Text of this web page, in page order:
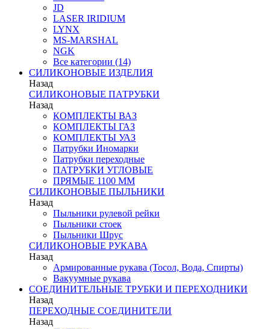
JD
LASER IRIDIUM
LYNX
MS-MARSHAL
NGK
Все категории (14)
СИЛИКОНОВЫЕ ИЗДЕЛИЯ
Назад
СИЛИКОНОВЫЕ ПАТРУБКИ
Назад
КОМПЛЕКТЫ ВАЗ
КОМПЛЕКТЫ ГАЗ
КОМПЛЕКТЫ УАЗ
Патрубки Иномарки
Патрубки переходные
ПАТРУБКИ УГЛОВЫЕ
ПРЯМЫЕ 1100 ММ
СИЛИКОНОВЫЕ ПЫЛЬНИКИ
Назад
Пыльники рулевой рейки
Пыльники стоек
Пыльники Шрус
СИЛИКОНОВЫЕ РУКАВА
Назад
Армированные рукава (Тосол, Вода, Спирты)
Вакуумные рукава
СОЕДИНИТЕЛЬНЫЕ ТРУБКИ И ПЕРЕХОДНИКИ
Назад
ПЕРЕХОДНЫЕ СОЕДИНИТЕЛИ
Назад